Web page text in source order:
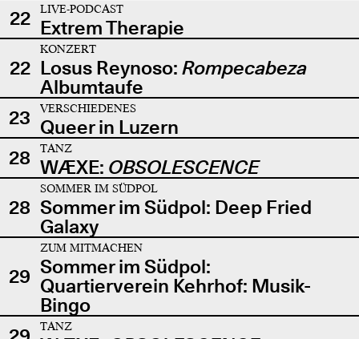
22
LIVE-PODCAST
Extrem Therapie
22
KONZERT
Losus Reynoso: Rompecabeza
Albumtaufe
23
VERSCHIEDENES
Queer in Luzern
28
TANZ
WÆXE: OBSOLESCENCE
28
SOMMER IM SÜDPOL
Sommer im Südpol: Deep Fried
Galaxy
29
ZUM MITMACHEN
Sommer im Südpol:
Quartierverein Kehrhof: Musik-
Bingo
TANZ